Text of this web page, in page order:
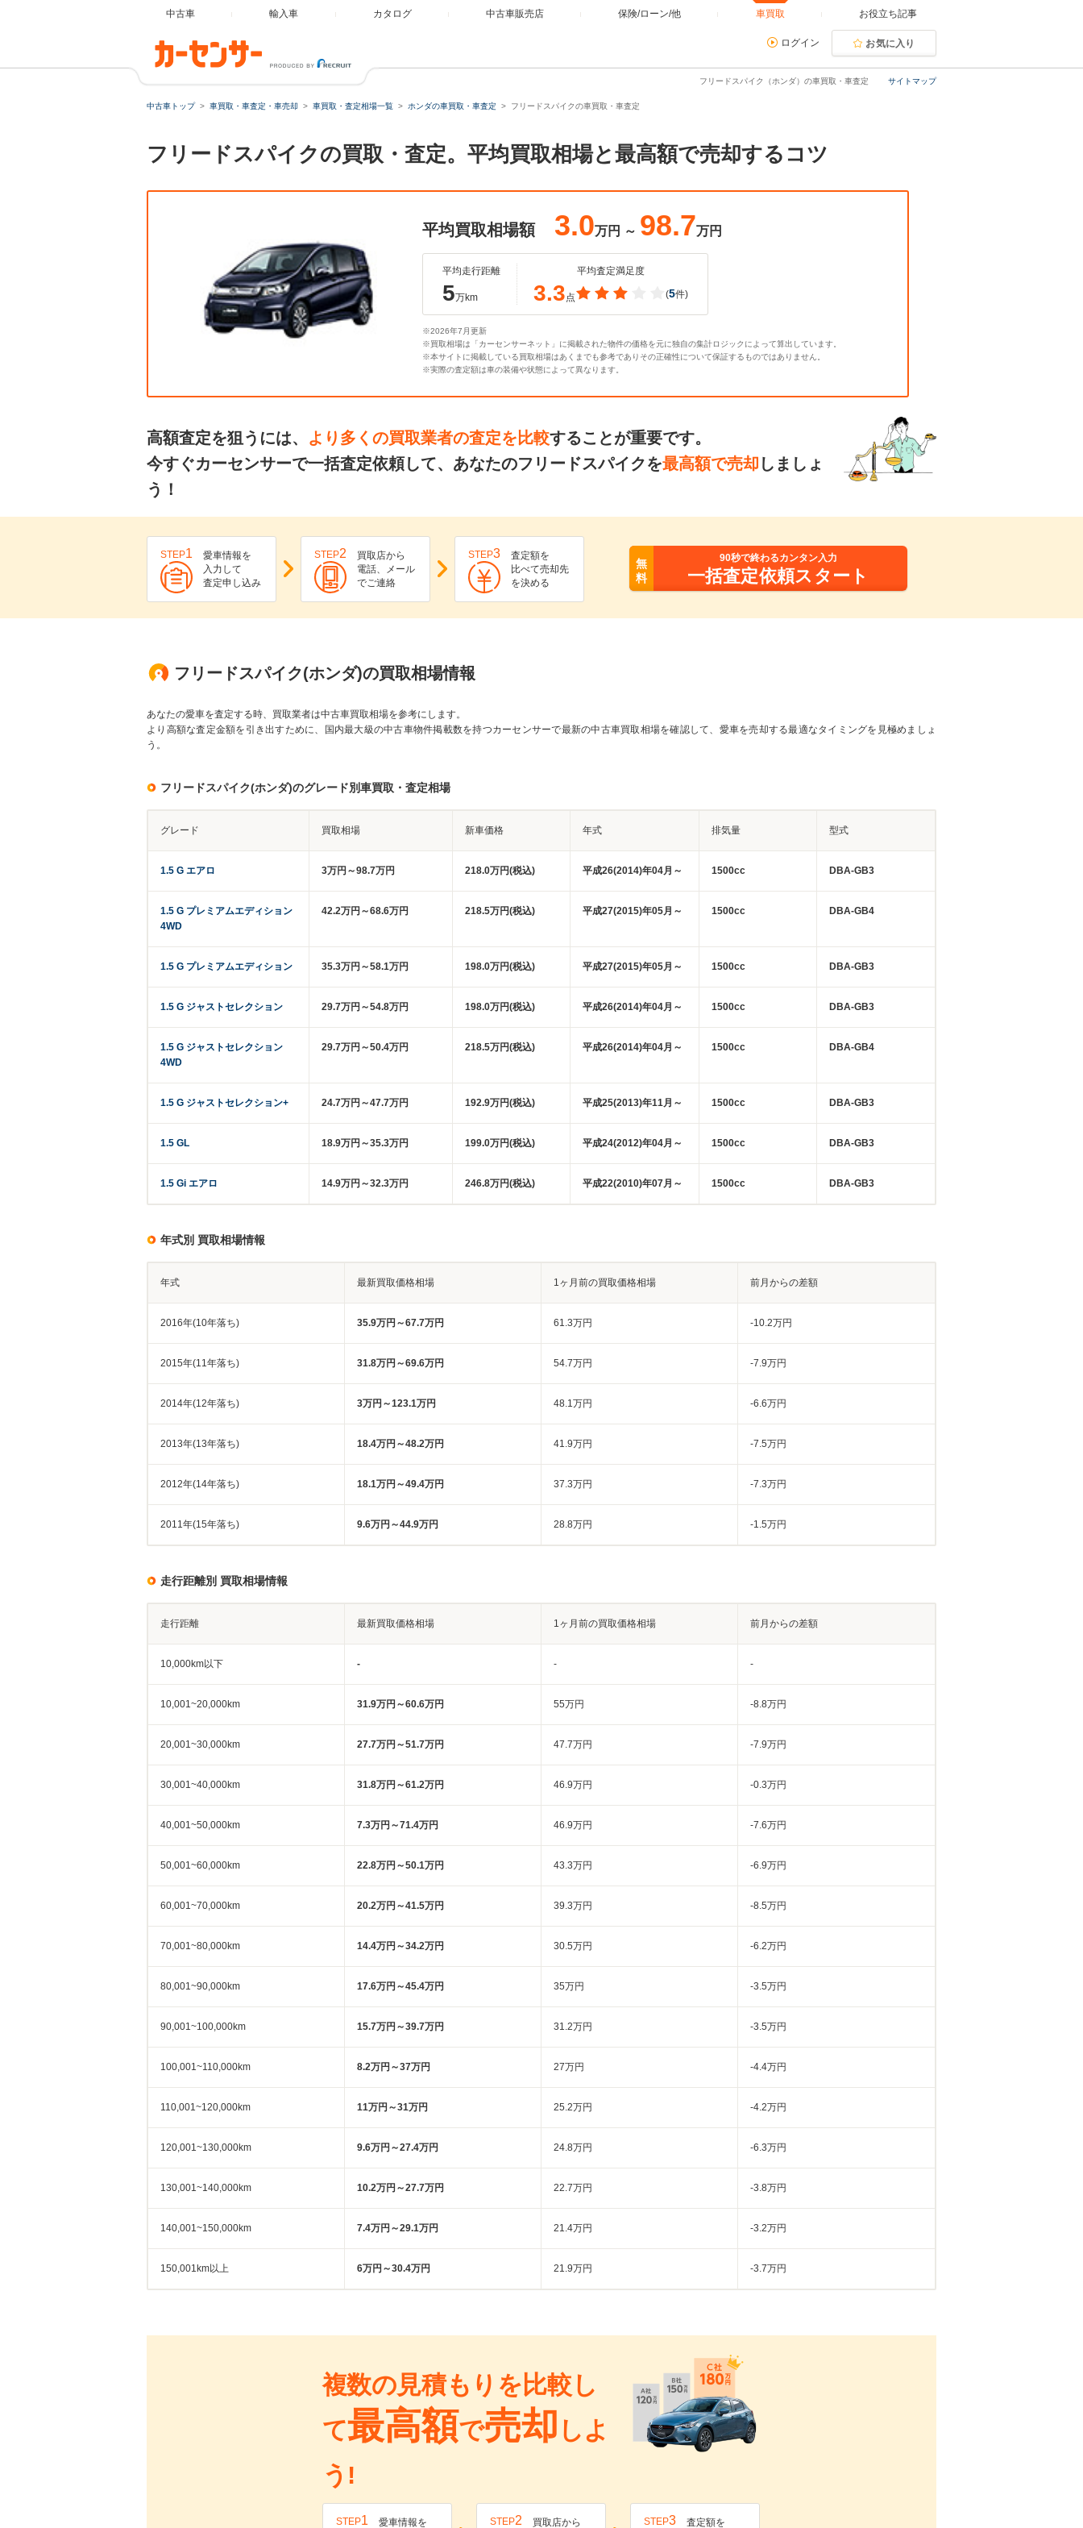
中古車 輸入車 カタログ 中古車販売店 保険/ローン/他 車買取 お役立ち記事
ログイン お気に入り
サイトマップ
フリードスパイク（ホンダ）の車買取・車査定
中古車トップ 車買取・車査定・車売却 車買取・査定相場一覧 ホンダの車買取・車査定 フリードスパイクの車買取・車査定
フリードスパイクの買取・査定。平均買取相場と最高額で売却するコツ
平均買取相場額 3.0万円 ～ 98.7万円
平均走行距離
5万km
平均査定満足度
3.3点 (5件)
※2026年7月更新
※買取相場は「カーセンサーネット」に掲載された物件の価格を元に独自の集計ロジックによって算出しています。
※本サイトに掲載している買取相場はあくまでも参考でありその正確性について保証するものではありません。
※実際の査定額は車の装備や状態によって異なります。
高額査定を狙うには、 より多くの買取業者の査定を比較することが重要です。
今すぐカーセンサーで一括査定依頼して、あなたのフリードスパイクを最高額で売却 しましょ
う！
STEP1
愛車情報を
入力して
査定申し込み
STEP2
買取店から
電話、メール
でご連絡
STEP3
査定額を
比べて売却先
を決める
無
料
90秒で終わるカンタン入力
一括査定依頼スタート
フリードスパイク(ホンダ)の買取相場情報
あなたの愛車を査定する時、買取業者は中古車買取相場を参考にします。
より高額な査定金額を引き出すために、国内最大級の中古車物件掲載数を持つカーセンサーで最新の中古車買取相場を確認して、愛車を売却する最適なタイミングを見極めましょ
う。
フリードスパイク(ホンダ)のグレード別車買取・査定相場
グレード 買取相場 新車価格 年式 排気量 型式
1.5 G エアロ 3万円～98.7万円 218.0万円(税込) 平成26(2014)年04月～ 1500cc DBA-GB3
1.5 G プレミアムエディション
4WD
42.2万円～68.6万円 218.5万円(税込) 平成27(2015)年05月～ 1500cc DBA-GB4
1.5 G プレミアムエディション 35.3万円～58.1万円 198.0万円(税込) 平成27(2015)年05月～ 1500cc DBA-GB3
1.5 G ジャストセレクション 29.7万円～54.8万円 198.0万円(税込) 平成26(2014)年04月～ 1500cc DBA-GB3
1.5 G ジャストセレクション
4WD
29.7万円～50.4万円 218.5万円(税込) 平成26(2014)年04月～ 1500cc DBA-GB4
1.5 G ジャストセレクション+ 24.7万円～47.7万円 192.9万円(税込) 平成25(2013)年11月～ 1500cc DBA-GB3
1.5 GL 18.9万円～35.3万円 199.0万円(税込) 平成24(2012)年04月～ 1500cc DBA-GB3
1.5 Gi エアロ 14.9万円～32.3万円 246.8万円(税込) 平成22(2010)年07月～ 1500cc DBA-GB3
年式別 買取相場情報
年式 最新買取価格相場 1ヶ月前の買取価格相場 前月からの差額
2016年(10年落ち) 35.9万円～67.7万円 61.3万円 -10.2万円
2015年(11年落ち) 31.8万円～69.6万円 54.7万円 -7.9万円
2014年(12年落ち) 3万円～123.1万円 48.1万円 -6.6万円
2013年(13年落ち) 18.4万円～48.2万円 41.9万円 -7.5万円
2012年(14年落ち) 18.1万円～49.4万円 37.3万円 -7.3万円
2011年(15年落ち) 9.6万円～44.9万円 28.8万円 -1.5万円
走行距離別 買取相場情報
走行距離 最新買取価格相場 1ヶ月前の買取価格相場 前月からの差額
10,000km以下 - - -
10,001~20,000km 31.9万円～60.6万円 55万円 -8.8万円
20,001~30,000km 27.7万円～51.7万円 47.7万円 -7.9万円
30,001~40,000km 31.8万円～61.2万円 46.9万円 -0.3万円
40,001~50,000km 7.3万円～71.4万円 46.9万円 -7.6万円
50,001~60,000km 22.8万円～50.1万円 43.3万円 -6.9万円
60,001~70,000km 20.2万円～41.5万円 39.3万円 -8.5万円
70,001~80,000km 14.4万円～34.2万円 30.5万円 -6.2万円
80,001~90,000km 17.6万円～45.4万円 35万円 -3.5万円
90,001~100,000km 15.7万円～39.7万円 31.2万円 -3.5万円
100,001~110,000km 8.2万円～37万円 27万円 -4.4万円
110,001~120,000km 11万円～31万円 25.2万円 -4.2万円
120,001~130,000km 9.6万円～27.4万円 24.8万円 -6.3万円
130,001~140,000km 10.2万円～27.7万円 22.7万円 -3.8万円
140,001~150,000km 7.4万円～29.1万円 21.4万円 -3.2万円
150,001km以上 6万円～30.4万円 21.9万円 -3.7万円
複数の見積もりを比較し
て最高額で売却 しよ
う!
STEP1
愛車情報を
STEP2
買取店から
STEP3
査定額を